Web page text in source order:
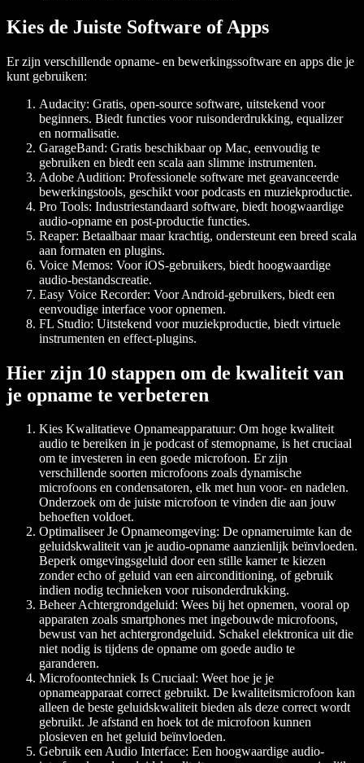
Kies de Juiste Software of Apps
Er zijn verschillende opname- en bewerkingssoftware en apps die je
kunt gebruiken:
Audacity: Gratis, open-source software, uitstekend voor
beginners. Biedt functies voor ruisonderdrukking, equalizer
en normalisatie.
GarageBand: Gratis beschikbaar op Mac, eenvoudig te
gebruiken en biedt een scala aan slimme instrumenten.
Adobe Audition: Professionele software met geavanceerde
bewerkingstools, geschikt voor podcasts en muziekproductie.
Pro Tools: Industriestandaard software, biedt hoogwaardige
audio-opname en post-productie functies.
Reaper: Betaalbaar maar krachtig, ondersteunt een breed scala
aan formaten en plugins.
Voice Memos: Voor iOS-gebruikers, biedt hoogwaardige
audio-bestandscreatie.
Easy Voice Recorder: Voor Android-gebruikers, biedt een
eenvoudige interface voor opnemen.
FL Studio: Uitstekend voor muziekproductie, biedt virtuele
instrumenten en effect-plugins.
Hier zijn 10 stappen om de kwaliteit van
je opname te verbeteren
Kies Kwalitatieve Opnameapparatuur: Om hoge kwaliteit
audio te bereiken in je podcast of stemopname, is het cruciaal
om te investeren in een goede microfoon. Er zijn
verschillende soorten microfoons zoals dynamische
microfoons en condensatoren, elk met hun voor- en nadelen.
Onderzoek om de juiste microfoon te vinden die aan jouw
behoeften voldoet.
Optimaliseer Je Opnameomgeving: De opnameruimte kan de
geluidskwaliteit van je audio-opname aanzienlijk beïnvloeden.
Beperk omgevingsgeluid door een stille kamer te kiezen
zonder echo of geluid van een airconditioning, of gebruik
indien nodig technieken voor ruisonderdrukking.
Beheer Achtergrondgeluid: Wees bij het opnemen, vooral op
apparaten zoals smartphones met ingebouwde microfoons,
bewust van het achtergrondgeluid. Schakel elektronica uit die
niet nodig is tijdens de opname om goede audio te
garanderen.
Microfoontechniek Is Cruciaal: Weet hoe je je
opnameapparaat correct gebruikt. De kwaliteitsmicrofoon kan
alleen de beste geluidskwaliteit bieden als deze correct wordt
gebruikt. Je afstand en hoek tot de microfoon kunnen
plosieven en het geluid beïnvloeden.
Gebruik een Audio Interface: Een hoogwaardige audio-